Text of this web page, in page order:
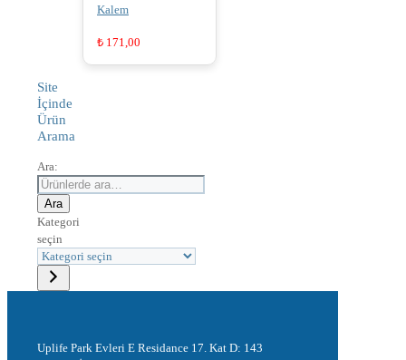
Kalem
₺ 171,00
Site
İçinde
Ürün
Arama
Ara:
Ara
Kategori
seçin
Uplife Park Evleri E Residance 17. Kat D: 143